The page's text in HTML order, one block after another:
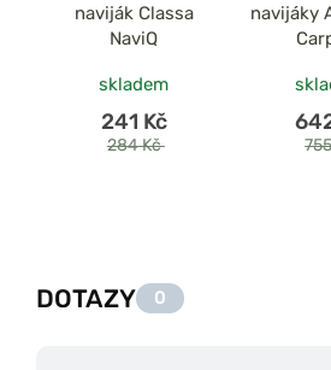
naviják Classa
NaviQ
skladem
241 Kč
284 Kč
navijáky
DOTAZY 0